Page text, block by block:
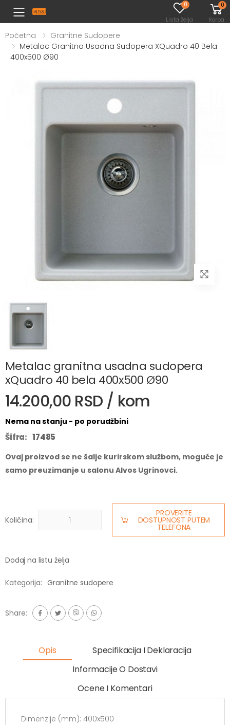
Toggle mobile menu
0
Lista želja
0
Korpa
Početna
Granitne Sudopere
Metalac Granitna Usadna Sudopera XQuadro 40 Bela
400x500 Ø90
Metalac granitna usadna sudopera
xQuadro 40 bela 400x500 Ø90
14.200,00 RSD / kom
Nema na stanju - po porudžbini
Šifra: 17485
Ovaj proizvod se ne šalje kurirskom službom, moguće je
samo preuzimanje u salonu Alvos Ugrinovci.
Količina:
PROVERITE
DOSTUPNOST PUTEM
TELEFONA
Dodaj na listu želja
Kategorija: Granitne sudopere
Share:
Opis
Specifikacija I Deklaracija
Informacije O Dostavi
Ocene I Komentari
Dimenzije (mm): 400x500